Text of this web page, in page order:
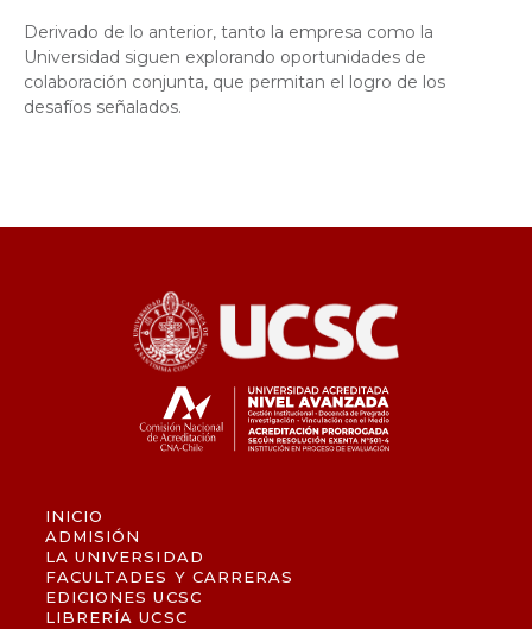
Derivado de lo anterior, tanto la empresa como la
Universidad siguen explorando oportunidades de
colaboración conjunta, que permitan el logro de los
desafíos señalados.
INICIO
ADMISIÓN
LA UNIVERSIDAD
FACULTADES Y CARRERAS
EDICIONES UCSC
LIBRERÍA UCSC